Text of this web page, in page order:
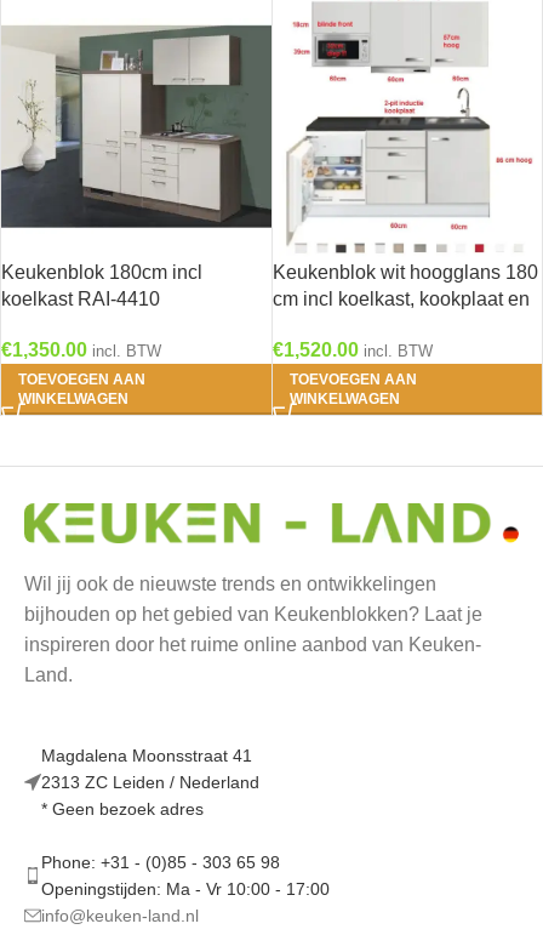
Keukenblok 180cm incl
koelkast RAI-4410
€1,350.00 incl. BTW
TOEVOEGEN AAN
WINKELWAGEN
Keukenblok wit hoogglans 180
cm incl koelkast, kookplaat en
€1,520.00 incl. BTW
TOEVOEGEN AAN
WINKELWAGEN
Wil jij ook de nieuwste trends en ontwikkelingen
bijhouden op het gebied van Keukenblokken? Laat je
inspireren door het ruime online aanbod van Keuken-
Land.
Magdalena Moonsstraat 41
2313 ZC Leiden / Nederland
* Geen bezoek adres
Phone: +31 - (0)85 - 303 65 98
Openingstijden: Ma - Vr 10:00 - 17:00
info@keuken-land.nl